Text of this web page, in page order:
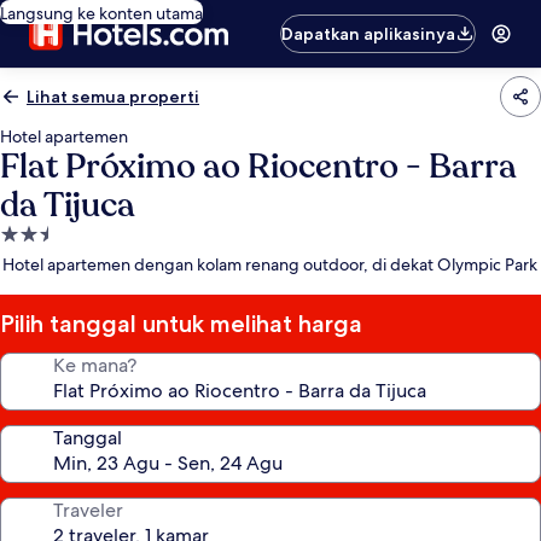
Langsung ke konten utama
Dapatkan aplikasinya
Lihat semua properti
Hotel apartemen
Flat Próximo ao Riocentro - Barra
da Tijuca
Properti
bintang
Hotel apartemen dengan kolam renang outdoor, di dekat Olympic Park
Pilih tanggal untuk melihat harga
Ke mana?
Tanggal
Traveler